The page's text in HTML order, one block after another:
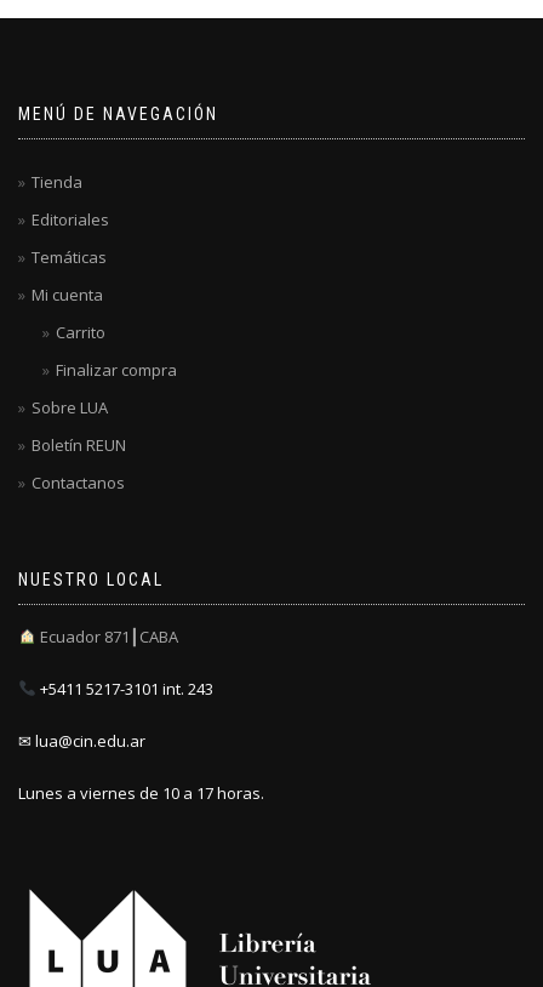
MENÚ DE NAVEGACIÓN
Tienda
Editoriales
Temáticas
Mi cuenta
Carrito
Finalizar compra
Sobre LUA
Boletín REUN
Contactanos
NUESTRO LOCAL
Ecuador 871┃CABA
+5411 5217-3101 int. 243
✉ lua@cin.edu.ar
Lunes a viernes de 10 a 17 horas.